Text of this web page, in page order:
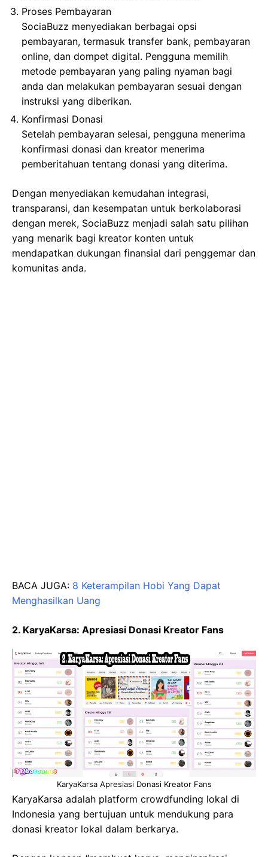
Proses Pembayaran
SociaBuzz menyediakan berbagai opsi
pembayaran, termasuk transfer bank, pembayaran
online, dan dompet digital. Pengguna memilih
metode pembayaran yang paling nyaman bagi
anda dan melakukan pembayaran sesuai dengan
instruksi yang diberikan.
Konfirmasi Donasi
Setelah pembayaran selesai, pengguna menerima
konfirmasi donasi dan kreator menerima
pemberitahuan tentang donasi yang diterima.
Dengan menyediakan kemudahan integrasi,
transparansi, dan kesempatan untuk berkolaborasi
dengan merek, SociaBuzz menjadi salah satu pilihan
yang menarik bagi kreator konten untuk
mendapatkan dukungan finansial dari penggemar dan
komunitas anda.
BACA JUGA: 8 Keterampilan Hobi Yang Dapat
Menghasilkan Uang
2. KaryaKarsa: Apresiasi Donasi Kreator Fans
KaryaKarsa Apresiasi Donasi Kreator Fans
KaryaKarsa adalah platform crowdfunding lokal di
Indonesia yang bertujuan untuk mendukung para
donasi kreator lokal dalam berkarya.